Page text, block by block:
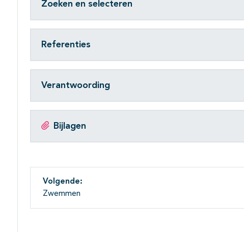
Zoeken en selecteren
Referenties
Verantwoording
Bijlagen
Volgende:
Zwemmen